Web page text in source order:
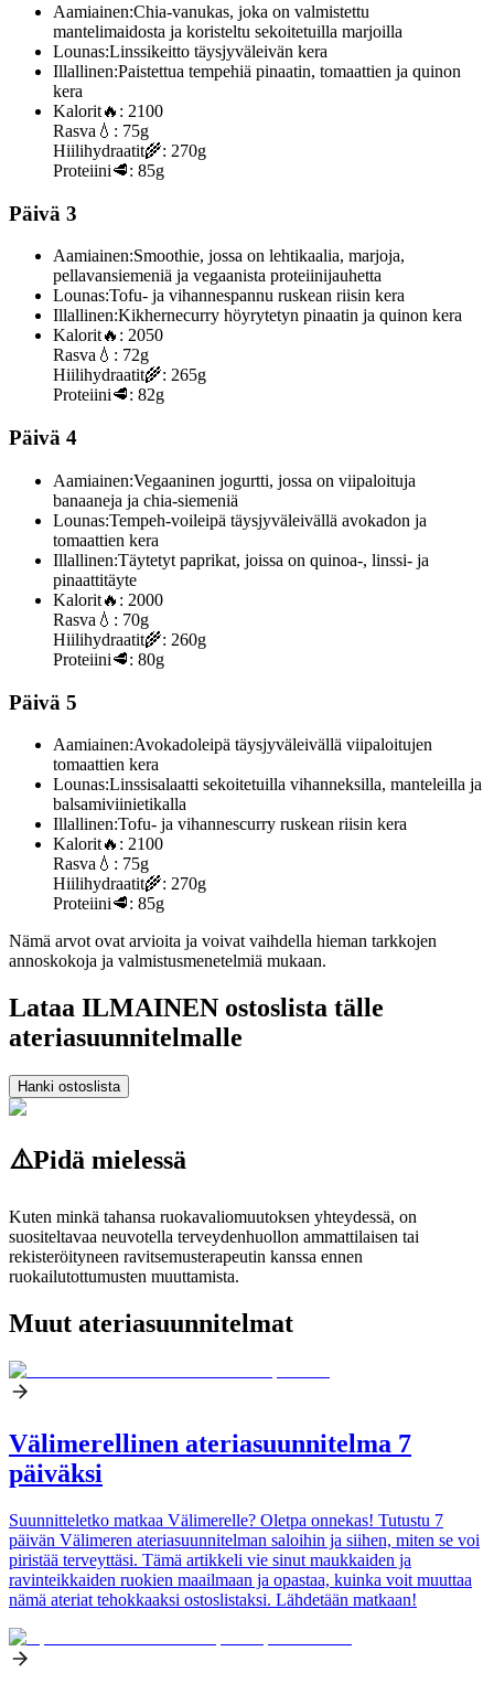
Aamiainen:Chia-vanukas, joka on valmistettu
mantelimaidosta ja koristeltu sekoitetuilla marjoilla
Lounas:Linssikeitto täysjyväleivän kera
Illallinen:Paistettua tempehiä pinaatin, tomaattien ja quinon
kera
Kalorit🔥: 2100
Rasva 💧: 75g
Hiilihydraatit🌾: 270g
Proteiini🥩: 85g
Päivä 3
Aamiainen:Smoothie, jossa on lehtikaalia, marjoja,
pellavansiemeniä ja vegaanista proteiinijauhetta
Lounas:Tofu- ja vihannespannu ruskean riisin kera
Illallinen:Kikhernecurry höyrytetyn pinaatin ja quinon kera
Kalorit🔥: 2050
Rasva 💧: 72g
Hiilihydraatit🌾: 265g
Proteiini🥩: 82g
Päivä 4
Aamiainen:Vegaaninen jogurtti, jossa on viipaloituja
banaaneja ja chia-siemeniä
Lounas:Tempeh-voileipä täysjyväleivällä avokadon ja
tomaattien kera
Illallinen:Täytetyt paprikat, joissa on quinoa-, linssi- ja
pinaattitäyte
Kalorit🔥: 2000
Rasva 💧: 70g
Hiilihydraatit🌾: 260g
Proteiini🥩: 80g
Päivä 5
Aamiainen:Avokadoleipä täysjyväleivällä viipaloitujen
tomaattien kera
Lounas:Linssisalaatti sekoitetuilla vihanneksilla, manteleilla ja
balsamiviinietikalla
Illallinen:Tofu- ja vihannescurry ruskean riisin kera
Kalorit🔥: 2100
Rasva 💧: 75g
Hiilihydraatit🌾: 270g
Proteiini🥩: 85g
Nämä arvot ovat arvioita ja voivat vaihdella hieman tarkkojen
annoskokoja ja valmistusmenetelmiä mukaan.
Lataa ILMAINEN ostoslista tälle
ateriasuunnitelmalle
Hanki ostoslista
⚠️Pidä mielessä
Kuten minkä tahansa ruokavaliomuutoksen yhteydessä, on
suositeltavaa neuvotella terveydenhuollon ammattilaisen tai
rekisteröityneen ravitsemusterapeutin kanssa ennen
ruokailutottumusten muuttamista.
Muut ateriasuunnitelmat
Välimerellinen ateriasuunnitelma 7
päiväksi
Suunnitteletko matkaa Välimerelle? Oletpa onnekas! Tutustu 7
päivän Välimeren ateriasuunnitelman saloihin ja siihen, miten se voi
piristää terveyttäsi. Tämä artikkeli vie sinut maukkaiden ja
ravinteikkaiden ruokien maailmaan ja opastaa, kuinka voit muuttaa
nämä ateriat tehokkaaksi ostoslistaksi. Lähdetään matkaan!